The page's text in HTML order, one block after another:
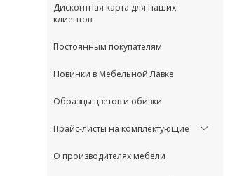
Дисконтная карта для наших
клиентов
Постоянным покупателям
Новинки в Мебельной Лавке
Образцы цветов и обивки
Прайс-листы на комплектующие
О производителях мебели